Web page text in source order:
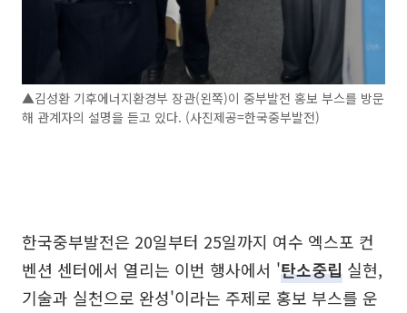
▲김성환 기후에너지환경부 장관(왼쪽)이 중부발전 홍보 부스를 방문
해 관계자의 설명을 듣고 있다. (사진제공=한국중부발전)
한국중부발전은 20일부터 25일까지 여수 엑스포 컨
벤션 센터에서 열리는 이번 행사에서 '탄소중립 실현,
기술과 실천으로 완성'이라는 주제로 홍보 부스를 운